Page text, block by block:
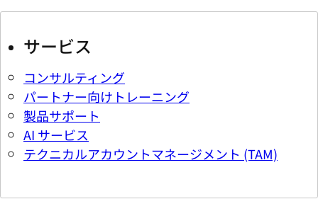
サービス
コンサルティング
パートナー向けトレーニング
製品サポート
AI サービス
テクニカルアカウントマネージメント (TAM)